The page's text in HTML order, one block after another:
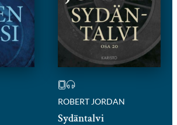
ROBERT JORDAN
Sydäntalvi